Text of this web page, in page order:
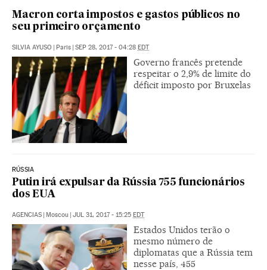
Macron corta impostos e gastos públicos no
seu primeiro orçamento
SILVIA AYUSO | Paris | SEP 28, 2017 - 04:28 EDT
Governo francês pretende
respeitar o 2,9% de limite do
déficit imposto por Bruxelas
RÚSSIA
Putin irá expulsar da Rússia 755 funcionários
dos EUA
AGENCIAS | Moscou | JUL 31, 2017 - 15:25 EDT
Estados Unidos terão o
mesmo número de
diplomatas que a Rússia tem
nesse país, 455